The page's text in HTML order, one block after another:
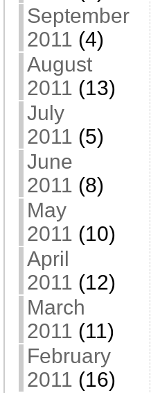
September
2011 (4)
August
2011 (13)
July
2011 (5)
June
2011 (8)
May
2011 (10)
April
2011 (12)
March
2011 (11)
February
2011 (16)